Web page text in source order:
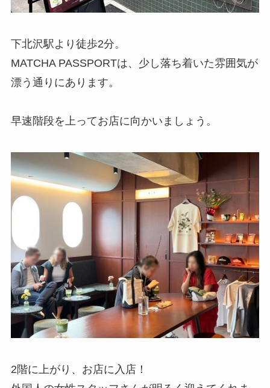
下北沢駅より徒歩2分。
MATCHA PASSPORTは、少し落ち着いた雰囲気が
漂う通りにあります。
早速階段を上ってお店に向かいましょう。
2階に上がり、お店に入店！